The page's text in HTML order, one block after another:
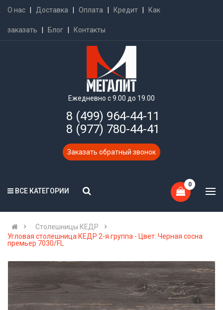
О нас Доставка Оплата Кредит Как
заказать Блог Контакты
Ежедневно с 9.00 до 19.00
8 (499) 964-44-11
8 (977) 780-44-41
Заказать обратный звонок
ВСЕ КАТЕГОРИИ
0
Столешницы КЕДР
Угловая столешница КЕДР 2-я группа - Цвет: Черная сосна
премьер 7030/FL